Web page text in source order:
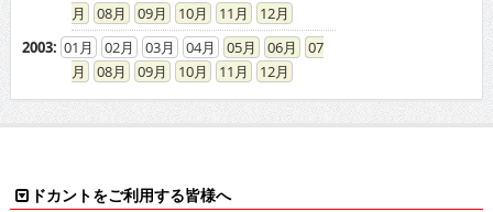
08
09 10 11
12
2003: 01 02 03 04 05 06
07
08
09 10 11 12
ドカントをご利用する皆様へ